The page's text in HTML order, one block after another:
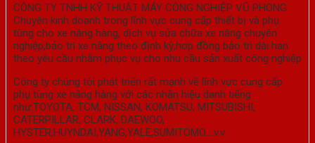
CÔNG TY TNHH KỸ THUẬT MÁY CÔNG NGHIỆP VŨ PHONG
Chuyên kinh doanh trong lĩnh vực cung cấp thiết bị và phụ
tùng cho xe nâng hàng, dịch vụ sửa chữa xe nâng chuyên
nghiệp,bảo trì xe nâng theo định kỳ,hợp đồng bảo trì dài hạn
theo yêu cầu nhằm phục vụ cho nhu cầu sản xuất công nghiệp
Công ty chúng tôi phát triển rất mạnh về lĩnh vực cung cấp
phụ tùng xe nâng hàng với các nhãn hiệu danh tiếng
như:TOYOTA, TCM, NISSAN, KOMATSU, MITSUBISHI,
CATERPILLAR, CLARK, DAEWOO,
HYSTER,HUYNDAI,YANG,YALE,SUMITOMO….v.v